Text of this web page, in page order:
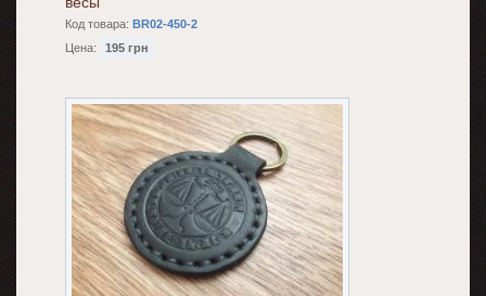
Код товара: BR02-450-2
Цена:
195 грн